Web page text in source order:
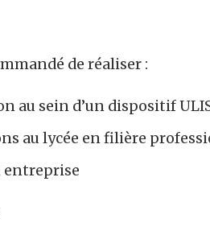
de réaliser :
au sein d’un dispositif
au lycée en filière
entreprise